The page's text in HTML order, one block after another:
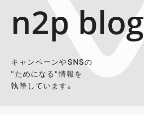
n2p blog
キャンペーンやSNSの
"ためになる"情報を
執筆しています。